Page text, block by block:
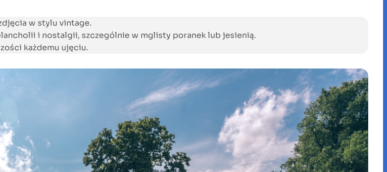
w stylu vintage.
i nostalgii, szczególnie w mglisty poranek lub jesienią.
każdemu ujęciu.